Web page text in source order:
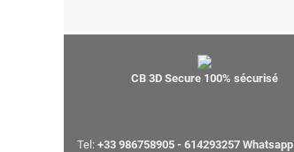
CB 3D Secure 100% sécurisé
Tel: +33 986758905 - 614293257 Whatsapp